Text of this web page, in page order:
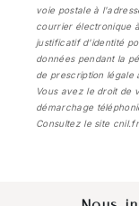
voie postale à
courrier électronique
justificatif d'identité
données pendant la
de prescription légale
Vous avez le droit de
démarchage
Consultez le site